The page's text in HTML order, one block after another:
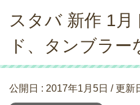
スタバ 新作 1
ド、タンブラー
公開日 : 2017年1月5日 / 更新